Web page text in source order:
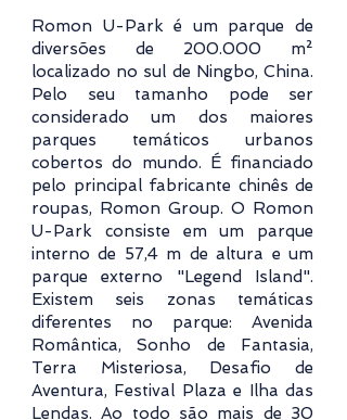
Romon U-Park é um parque de
diversões de 200.000 m²
localizado no sul de Ningbo, China.
Pelo seu tamanho pode ser
considerado um dos maiores
parques temáticos urbanos
cobertos do mundo. É financiado
pelo principal fabricante chinês de
roupas, Romon Group. O Romon
U-Park consiste em um parque
interno de 57,4 m de altura e um
parque externo "Legend Island".
Existem seis zonas temáticas
diferentes no parque: Avenida
Romântica, Sonho de Fantasia,
Terra Misteriosa, Desafio de
Aventura, Festival Plaza e Ilha das
Lendas. Ao todo são mais de 30